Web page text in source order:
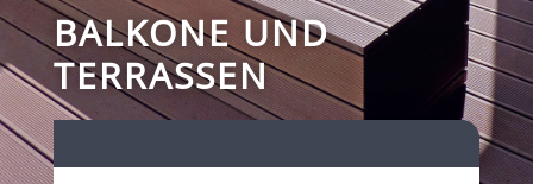
BALKONE UND
TERRASSEN